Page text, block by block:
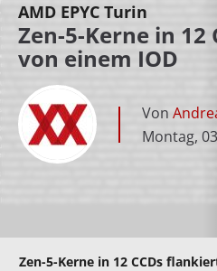
AMD EPYC Turin
Zen-5-Kerne in 12
von einem IOD
Von
Montag,
Zen-5-Kerne in 12 CCDs